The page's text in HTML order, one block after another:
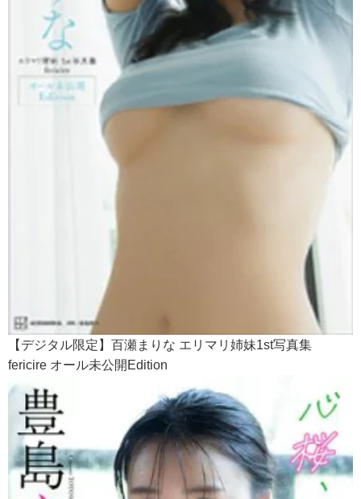
【デジタル限定】百瀬まりな エリマリ姉妹1st写真集
fericire オール未公開Edition